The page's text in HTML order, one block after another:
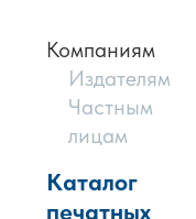
Компаниям
Издателям
Частным
лицам
Каталог
печатных